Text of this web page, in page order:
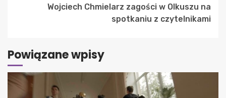
Wojciech Chmielarz zagości w Olkuszu na
spotkaniu z czytelnikami
Powiązane wpisy